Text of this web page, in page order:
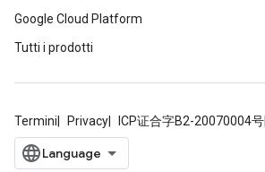
Google Cloud Platform
Tutti i prodotti
Termini Privacy ICP证合字B2-20070004号